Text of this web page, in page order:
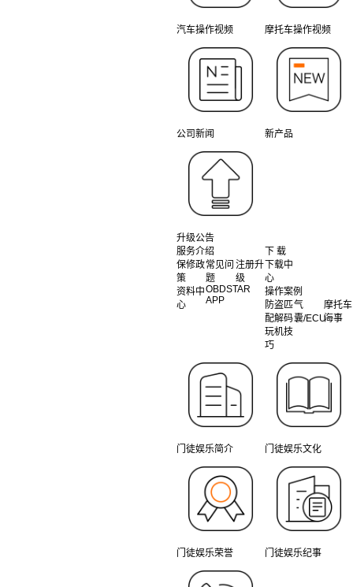
汽车操作视频 摩托车操作视频
公司新闻 新产品
升级公告
服务介绍
保修政
策
常见问
题
注册升
级
资料中
心
OBDSTAR
APP
下 载
下载中
心
操作案例
防盗匹
配解码
气
囊/ECU
摩托车
海事
玩机技
巧
门徒娱乐简介 门徒娱乐文化
门徒娱乐荣誉 门徒娱乐纪事